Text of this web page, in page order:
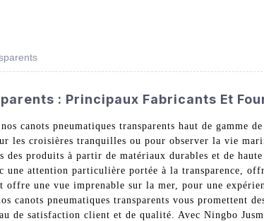
: Principaux Fabricants Et
canots pneumatiques transparents haut de gamme
les croisières tranquilles ou pour observer la vie
des produits à partir de matériaux durables et de
une attention particulière portée à la transparence,
offre une vue imprenable sur la mer, pour une
canots pneumatiques transparents vous promettent
de satisfaction client et de qualité. Avec Ningbo